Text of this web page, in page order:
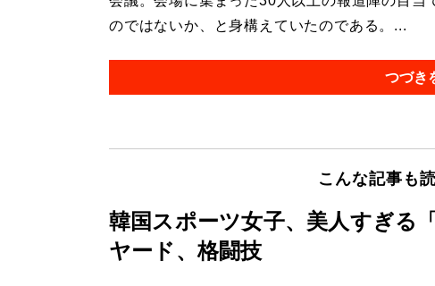
のではないか、と身構えていたのである。...
つづき
こんな記事も
韓国スポーツ女子、美人すぎる
ヤード、格闘技